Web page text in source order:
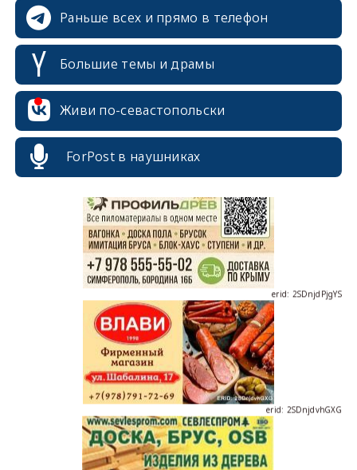
Раньше всех и прямо в телефон
Большие темы и драмы
Живи по-севастопольски
ForPost в наушниках
erid: 2SDnjcrDNw6
erid: 2SDnjdvhGXG